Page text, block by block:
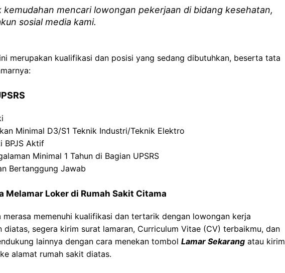
kemudahan mencari lowongan pekerjaan di bidang kesehatan,
sosial media kami.
merupakan kualifikasi dan posisi yang sedang dibutuhkan, beserta tata
Minimal D3/S1 Teknik Industri/Teknik Elektro
BPJS Aktif
Minimal 1 Tahun di Bagian UPSRS
Bertanggung Jawab
Melamar Loker di Rumah Sakit Citama
merasa memenuhi kualifikasi dan tertarik dengan lowongan kerja
diatas, segera kirim surat lamaran, Curriculum Vitae (CV) terbaikmu, dan
lainnya dengan cara menekan tombol Lamar Sekarang atau kirim
alamat rumah sakit diatas.